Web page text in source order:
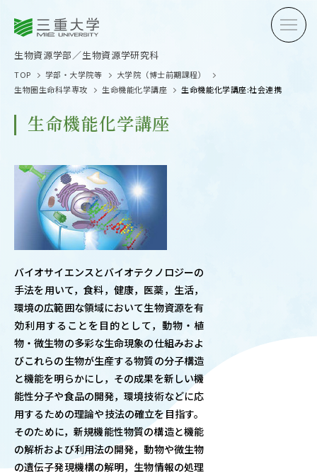
生物資源学部 生物資源学研究科
受験生の方へ
卒業生の方へ
OUR OPEN
学問探求セミナー
TOP 学部・大学院等
大学院（博士前期課程）
生物圏生命科学専攻
生命機能化学講座 生命機能化学講座:社会連携
生命機能化学講座
バイオサイエンスとバイオテクノロジーの
手法を用いて，食料，健康，医薬，生活，
環境の広範囲な領域において生物資源を有
効利用することを目的として，動物・植
物・微生物の多彩な生命現象の仕組みおよ
びこれらの生物が生産する物質の分子構造
と機能を明らかにし，その成果を新しい機
能性分子や食品の開発，環境技術などに応
用するための理論や技法の確立を目指す。
そのために，新規機能性物質の構造と機能
の解析および利用法の開発，動物や微生物
の遺伝子発現機構の解明，生物情報の処理